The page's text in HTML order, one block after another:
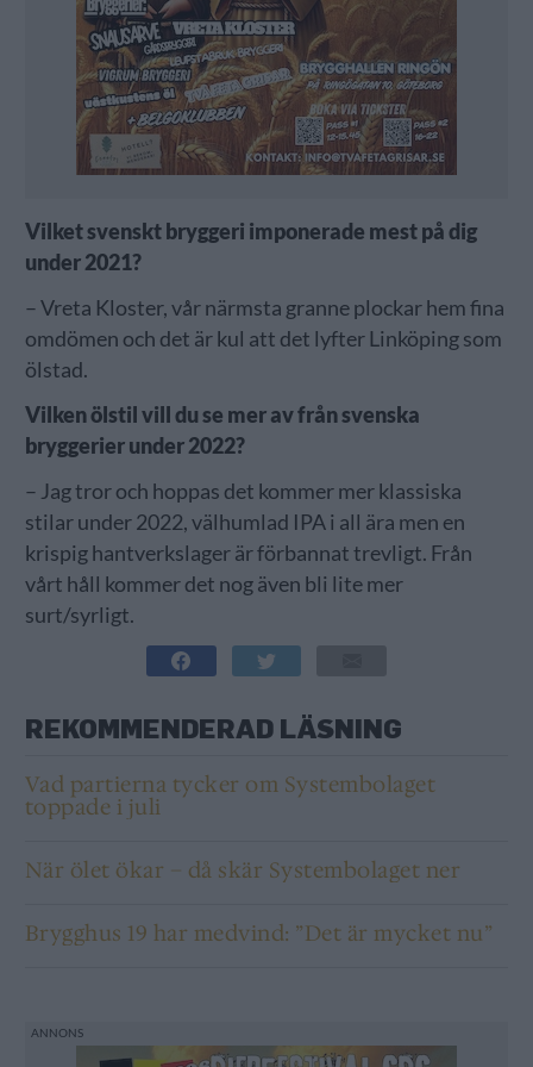
Vilket svenskt bryggeri imponerade mest på dig
under 2021?
– Vreta Kloster, vår närmsta granne plockar hem fina
omdömen och det är kul att det lyfter Linköping som
ölstad.
Vilken ölstil vill du se mer av från svenska
bryggerier under 2022?
– Jag tror och hoppas det kommer mer klassiska
stilar under 2022, välhumlad IPA i all ära men en
krispig hantverkslager är förbannat trevligt. Från
vårt håll kommer det nog även bli lite mer
surt/syrligt.
REKOMMENDERAD LÄSNING
Vad partierna tycker om Systembolaget
toppade i juli
När ölet ökar – då skär Systembolaget ner
Brygghus 19 har medvind: ”Det är mycket nu”